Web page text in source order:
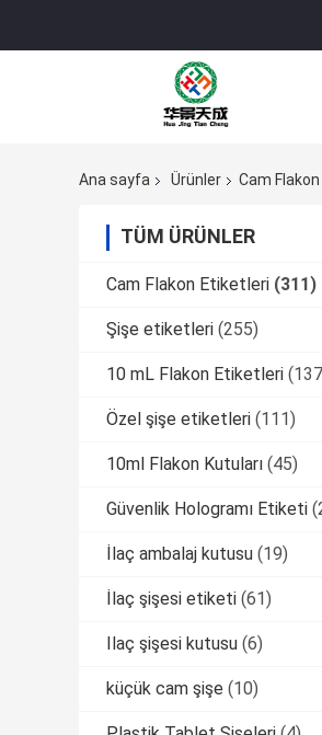
Ana sayfa Ürünler Cam
TÜM ÜRÜNLER
Cam Flakon Etiketleri (311)
Şişe etiketleri (255)
10 mL Flakon Etiketleri
Özel şişe etiketleri (111)
10ml Flakon Kutuları (45)
Güvenlik Hologramı Etiketi
İlaç ambalaj kutusu (19)
İlaç şişesi etiketi (61)
Ilaç şişesi kutusu (6)
küçük cam şişe (10)